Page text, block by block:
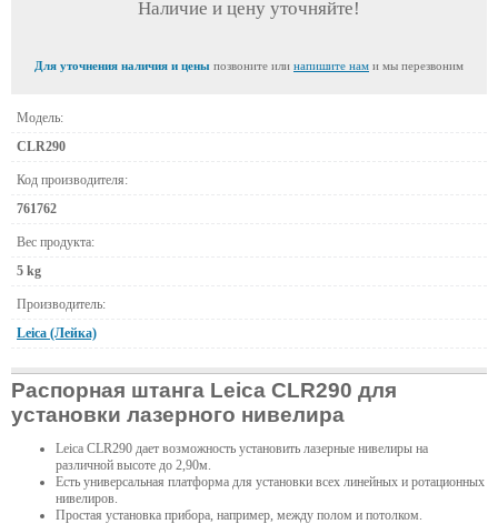
Наличие и цену уточняйте!
Для уточнения наличия и цены позвоните или напишите нам и мы перезвоним
Модель:
CLR290
Код производителя:
761762
Вес продукта:
5 kg
Производитель:
Leica (Лейка)
Распорная штанга Leica CLR290 для
установки лазерного нивелира
Leica CLR290 дает возможность установить лазерные нивелиры на
различной высоте до 2,90м.
Есть универсальная платформа для установки всех линейных и ротационных
нивелиров.
Простая установка прибора, например, между полом и потолком.